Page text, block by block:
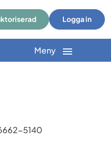
Logga in
Meny
5140